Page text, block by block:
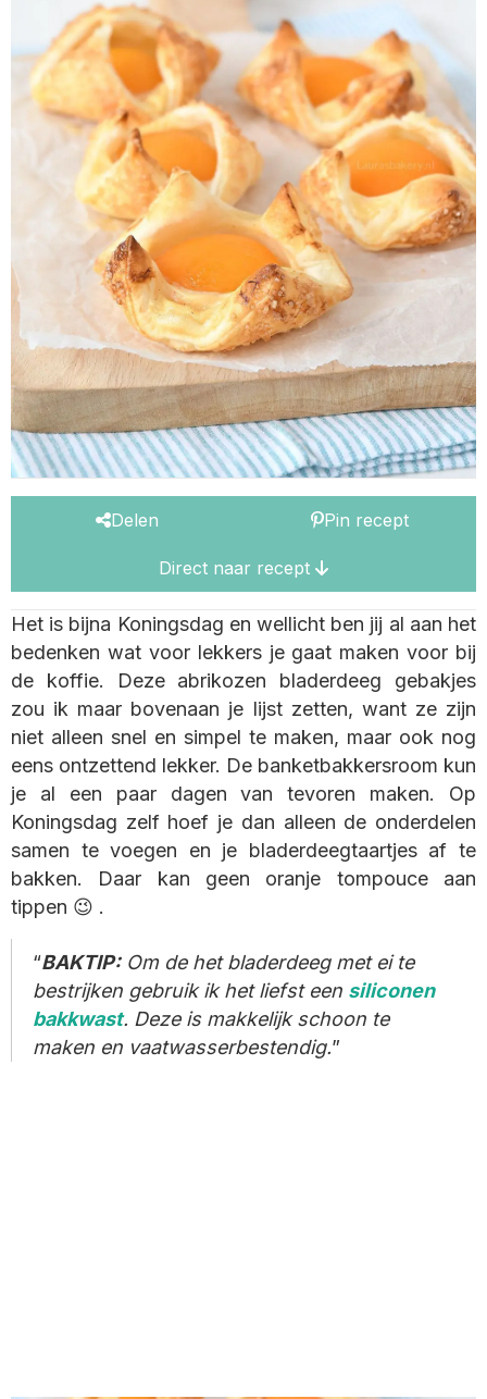
Delen Pin recept
Direct naar recept
Het is bijna Koningsdag en wellicht ben jij al aan het
bedenken wat voor lekkers je gaat maken voor bij
de koffie. Deze abrikozen bladerdeeg gebakjes
zou ik maar bovenaan je lijst zetten, want ze zijn
niet alleen snel en simpel te maken, maar ook nog
eens ontzettend lekker. De banketbakkersroom kun
je al een paar dagen van tevoren maken. Op
Koningsdag zelf hoef je dan alleen de onderdelen
samen te voegen en je bladerdeegtaartjes af te
bakken. Daar kan geen oranje tompouce aan
tippen 😉 .
BAKTIP:Om de het bladerdeeg met ei te
bestrijken gebruik ik het liefst een siliconen
bakkwast. Deze is makkelijk schoon te
maken en vaatwasserbestendig.